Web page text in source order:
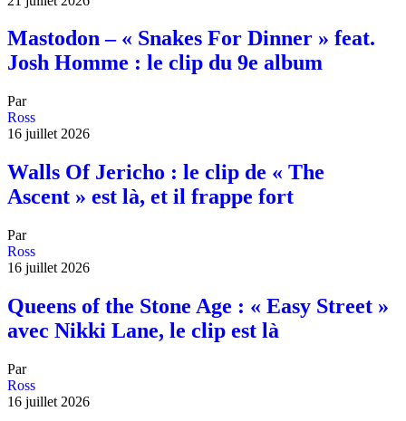
Mastodon – « Snakes For Dinner » feat.
Josh Homme : le clip du 9e album
Par
Ross
16 juillet 2026
Walls Of Jericho : le clip de « The
Ascent » est là, et il frappe fort
Par
Ross
16 juillet 2026
Queens of the Stone Age : « Easy Street »
avec Nikki Lane, le clip est là
Par
Ross
16 juillet 2026